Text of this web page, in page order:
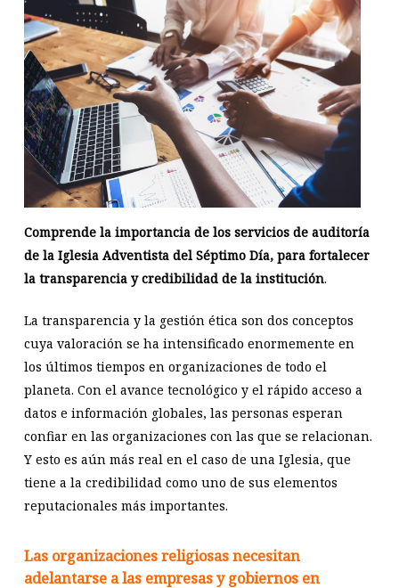
Comprende la importancia de los servicios de auditoría
de la Iglesia Adventista del Séptimo Día, para fortalecer
la transparencia y credibilidad de la institución.
La transparencia y la gestión ética son dos conceptos
cuya valoración se ha intensificado enormemente en
los últimos tiempos en organizaciones de todo el
planeta. Con el avance tecnológico y el rápido acceso a
datos e información globales, las personas esperan
confiar en las organizaciones con las que se relacionan.
Y esto es aún más real en el caso de una Iglesia, que
tiene a la credibilidad como uno de sus elementos
reputacionales más importantes.
Las organizaciones religiosas necesitan
adelantarse a las empresas y gobiernos en